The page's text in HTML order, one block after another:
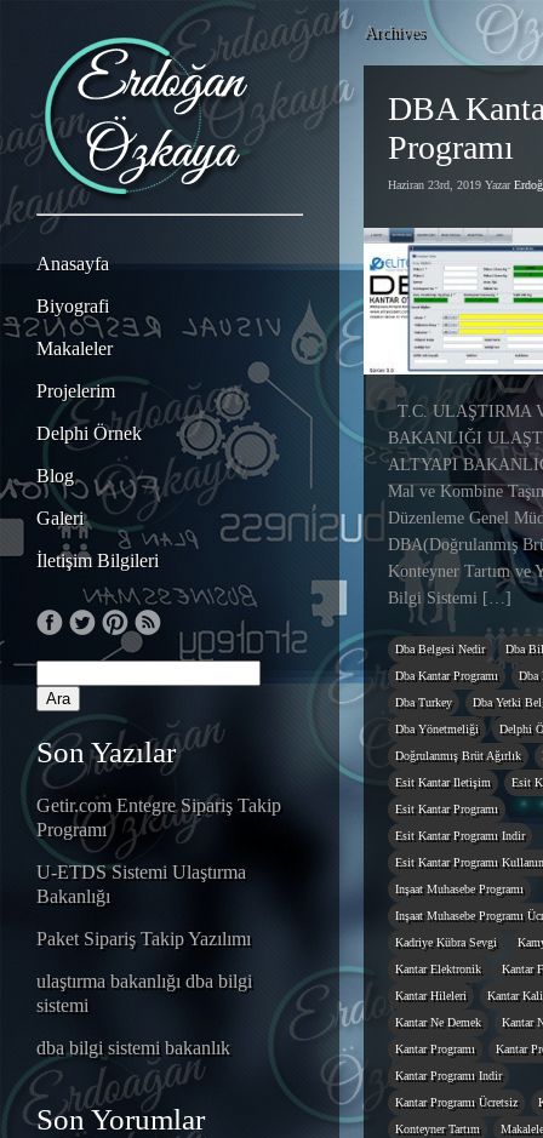
Anasayfa
Biyografi
Makaleler
Projelerim
Delphi Örnek
Blog
Galeri
İletişim Bilgileri
Son Yazılar
Getir.com Entegre Sipariş Takip
Programı
U-ETDS Sistemi Ulaştırma
Bakanlığı
Paket Sipariş Takip Yazılımı
ulaştırma bakanlığı dba bilgi
sistemi
dba bilgi sistemi bakanlık
Son Yorumlar
Archives
DBA
Programı
Haziran 23rd, 2019 Yazar
T.C. ULAŞTIRMA
BAKANLIĞI
ALTYAPI
Mal ve Kombine
Düzenleme Genel
DBA(Doğrulanmış
Konteyner Tartım ve
Bilgi Sistemi […]
Dba Belgesi Nedir
Dba
Dba Kantar Programı
Dba
Dba Turkey
Dba Yetki
Dba Yönetmeliği
Delphi
Doğrulanmış Brüt Ağırlık
Esit Kantar Iletişim
Esit
Esit Kantar Programı
Esit Kantar Programı Indir
Esit Kantar Programı
Inşaat Muhasebe Programı
Inşaat Muhasebe Programı
Kadriye Kübra Sevgi
Kantar Elektronik
Kantar
Kantar Hileleri
Kantar
Kantar Ne Demek
Kantar
Kantar Programı
Kantar
Kantar Programı Indir
Kantar Programı Ücretsiz
Konteyner Tartım